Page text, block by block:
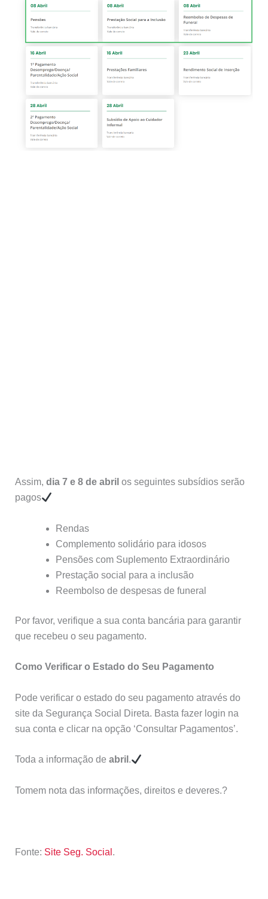
Assim, dia 7 e 8 de abril os seguintes subsídios serão
pagos
Rendas
Complemento solidário para idosos
Pensões com Suplemento Extraordinário
Prestação social para a inclusão
Reembolso de despesas de funeral
Por favor, verifique a sua conta bancária para garantir
que recebeu o seu pagamento.
Como Verificar o Estado do Seu Pagamento
Pode verificar o estado do seu pagamento através do
site da Segurança Social Direta. Basta fazer login na
sua conta e clicar na opção ‘Consultar Pagamentos’.
Toda a informação de abril .
Tomem nota das informações, direitos e deveres.?
Fonte: Site Seg. Social .